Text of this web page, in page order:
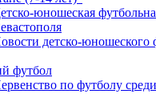
юношеская
детско-юношеского
футбол
по футболу